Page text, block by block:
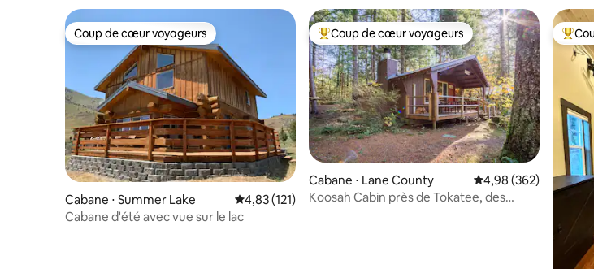
Coup de cœur voyageurs
Coup de cœur voyageurs
Cabane ⋅ Summer Lake Évaluation moyenne sur la base de 121 commentaires : 4,83 sur 5
4,83 (121)
Cabane d'été avec vue sur le lac
Coups de cœur voyageurs les plus appréciés
Coup de cœur voyageurs
Cabane ⋅ Lane County Évaluation moyenne
4,98 (362)
Koosah Cabin près de Tokatee, des